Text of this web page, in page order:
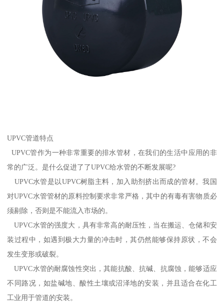
UPVC管道特点
UPVC管作为一种非常重要的排水管材，在我们的生活中应用的非
常的广泛。是什么促进了了UPVC给水管的不断发展呢?
UPVC水管是以UPVC树脂主料，加入助剂挤出而成的管材。我国
对UPVC水管管材的原料控制要求非常严格，其中的有毒有害物质必
须剔除，否则是不能流入市场的。
UPVC水管的强度大，具有非常高的耐压性，当在搬运、仓储和安
装过程中，如遇到极大力量的冲击时，其仍然能够保持原状，不会
发生变形或破裂。
UPVC水管的耐腐蚀性突出，其能抗酸、抗碱、抗腐蚀，能够适应
不同路况，如盐碱地、酸性土壤或沼泽地的安装，并且适合在化工
工业用于管道的安装。